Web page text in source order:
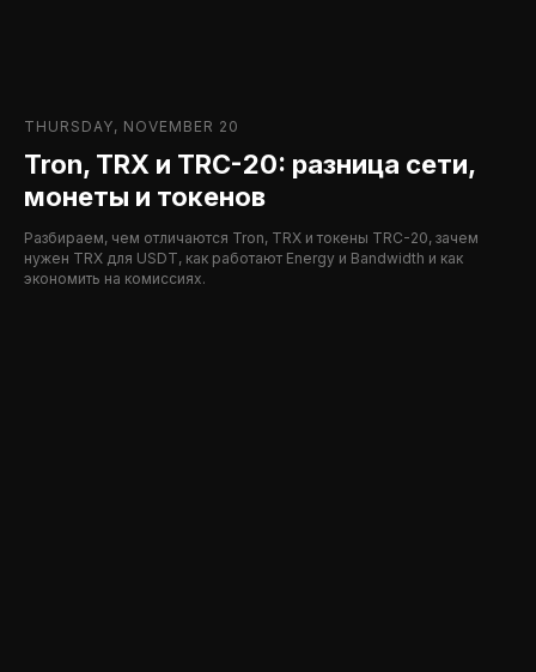
THURSDAY, NOVEMBER 20
Tron, TRX и TRC-20: разница сети,
монеты и токенов
Разбираем, чем отличаются Tron, TRX и токены TRC-20, зачем
нужен TRX для USDT, как работают Energy и Bandwidth и как
экономить на комиссиях.